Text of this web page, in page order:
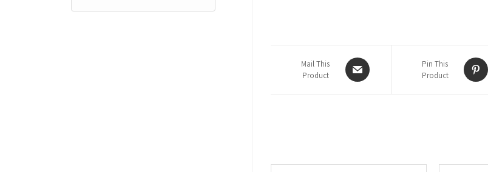
Pin This
Product
Mail This
Product